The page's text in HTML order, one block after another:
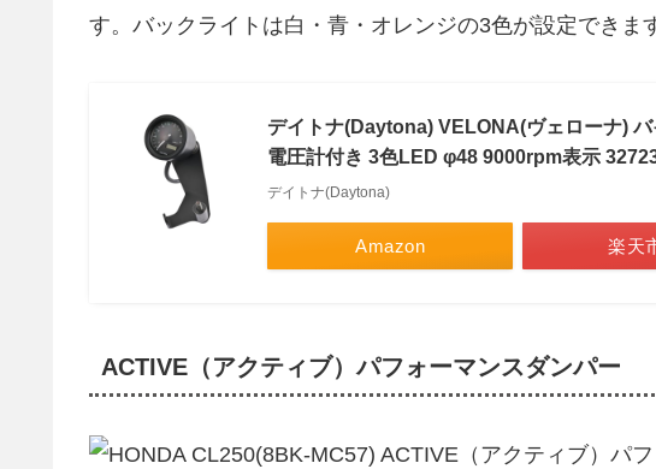
す。バックライトは白・青・オレンジの3色が設定できま
デイトナ(Daytona) VELONA(ヴェローナ)
電圧計付き 3色LED φ48 9000rpm表示
デイトナ(Daytona)
Amazon 楽天
ACTIVE（アクティブ）パフォーマンスダンパー